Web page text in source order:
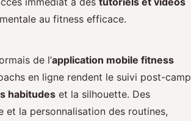
au fitness efficace.
de l’application mobile fitness
en ligne rendent le suivi post-camp
habitudes et la silhouette. Des
et la personnalisation des routines,